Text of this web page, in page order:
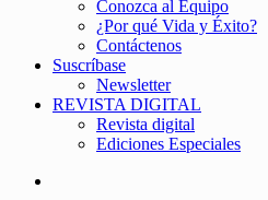
Conozca al Equipo
¿Por qué Vida y Éxito?
Contáctenos
Suscríbase
Newsletter
REVISTA DIGITAL
Revista digital
Ediciones Especiales